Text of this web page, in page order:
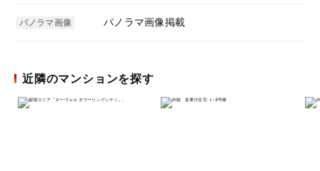
パノラマ画像 パノラマ画像掲載
近隣のマンションを探す